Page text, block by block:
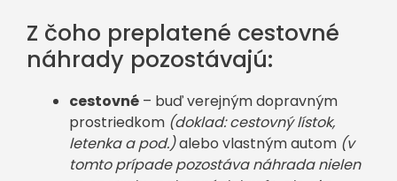
Z čoho preplatené cestovné
náhrady pozostávajú:
cestovné – buď verejným dopravným
prostriedkom (doklad: cestovný lístok,
letenka a pod.)alebo vlastným autom (v
tomto prípade pozostáva náhrada nielen